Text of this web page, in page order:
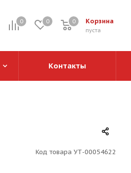
0 0 Корзина
0
пуста
0
Контакты
Код товара УТ-00054622